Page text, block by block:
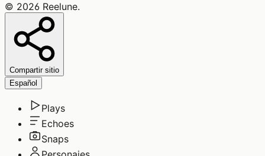
© 2026 Reelune.
Compartir sitio
Español
Plays
Echoes
Snaps